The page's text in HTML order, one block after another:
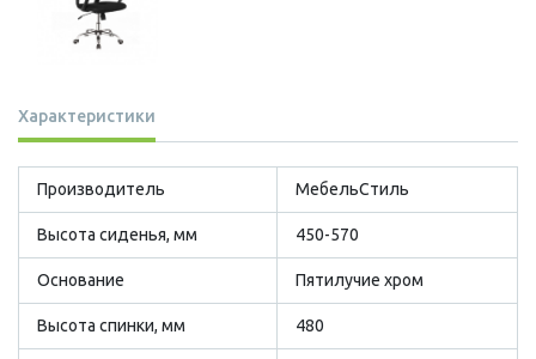
Характеристики
Производитель МебельСтиль
Высота сиденья, мм 450-570
Основание Пятилучие хром
Высота спинки, мм 480